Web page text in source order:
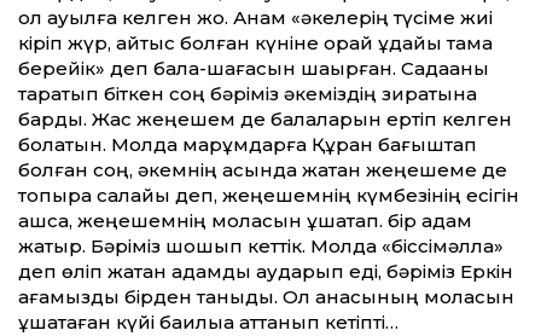
ол ауылға келген жоқ. Анам «әкелерің түсіме жиі
кіріп жүр, қайтыс болған күніне орай құдайы тамақ
берейік» деп бала-шағасын шақырған. Садақаны
таратып біткен соң бәріміз әкеміздің зиратына
бардық. Жас жеңешем де балаларын ертіп келген
болатын. Молда марқұмдарға Құран бағыштап
болған соң, әкемнің қасында жатқан жеңешеме де
топырақ салайық деп, жеңешемнің күмбезінің есігін
ашсақ, жеңешемнің моласын құшақтап. бір адам
жатыр. Бәріміз шошып кеттік. Молда «біссімәлла»
деп өліп жатқан адамды аударып еді, бәріміз Еркін
ағамызды бірден таныдық. Ол анасының моласын
құшақтаған күйі бақилыққа аттанып кетіпті…